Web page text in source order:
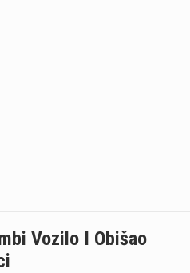
Vozilo I Obišao